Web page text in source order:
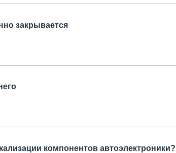
закрывается
компонентов автоэлектроники?